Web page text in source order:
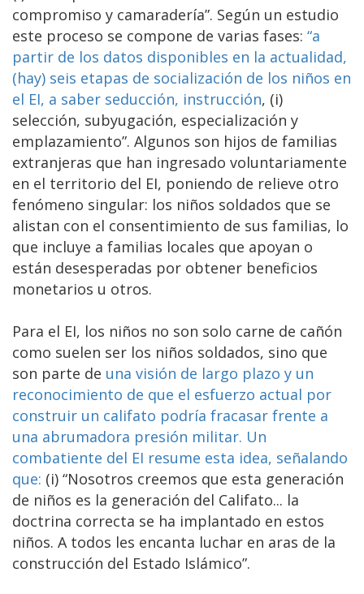
compromiso y camaradería”. Según un estudio
este proceso se compone de varias fases: “a
partir de los datos disponibles en la actualidad,
(hay) seis etapas de socialización de los niños en
el EI, a saber seducción, instrucción, (i)
selección, subyugación, especialización y
emplazamiento”. Algunos son hijos de familias
extranjeras que han ingresado voluntariamente
en el territorio del EI, poniendo de relieve otro
fenómeno singular: los niños soldados que se
alistan con el consentimiento de sus familias, lo
que incluye a familias locales que apoyan o
están desesperadas por obtener beneficios
monetarios u otros.
Para el EI, los niños no son solo carne de cañón
como suelen ser los niños soldados, sino que
son parte de una visión de largo plazo y un
reconocimiento de que el esfuerzo actual por
construir un califato podría fracasar frente a
una abrumadora presión militar. Un
combatiente del EI resume esta idea, señalando
que: (i) “Nosotros creemos que esta generación
de niños es la generación del Califato... la
doctrina correcta se ha implantado en estos
niños. A todos les encanta luchar en aras de la
construcción del Estado Islámico”.